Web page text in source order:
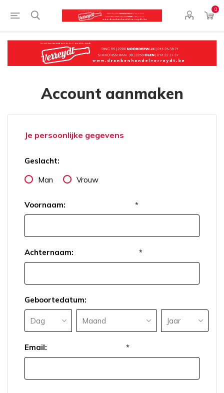
0
Account aanmaken
Je persoonlijke gegevens
Geslacht:
Man
Vrouw
Voornaam: *
Achternaam: *
Geboortedatum:
Email: *